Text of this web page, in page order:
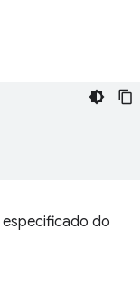
especificado do